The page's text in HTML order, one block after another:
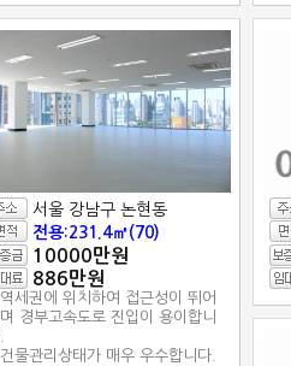
서울 강남구 논현동
전용:231.4㎡(70)
10000만원
886만원
세권에 위치하여 접근성이 뛰어
경부고속도로 진입이 용이합니
물관리상태가 매우 우수합니다.